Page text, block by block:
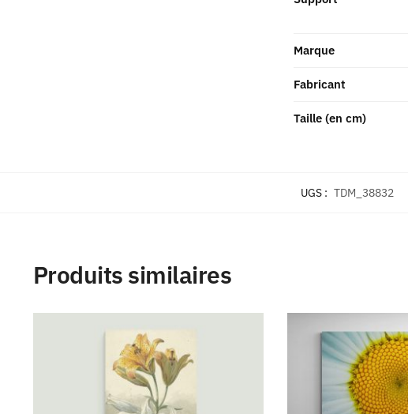
Marque
Fabricant
Taille (en cm)
UGS : TDM_38832
Produits similaires